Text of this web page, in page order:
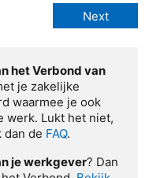
het Verbond van
je zakelijke
waarmee je ook
werk. Lukt het niet,
dan de FAQ.
je werkgever? Dan